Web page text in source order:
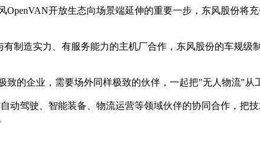
开放生态向场景端延伸的重要一步，东风股份将
制造实力、有服务能力的主机厂合作，东风股份的车规级
的企业，需要场外同样极致的伙伴，一起把"无人物流"从
动驾驶、智能装备、物流运营等领域伙伴的协同合作，把